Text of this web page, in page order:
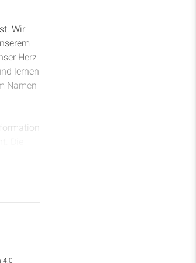
Wir
Herz
lernen
Namen
4.0